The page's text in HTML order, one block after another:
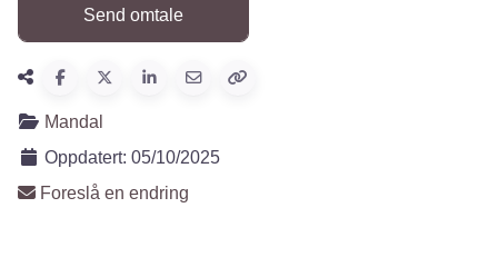
Mandal
Oppdatert: 05/10/2025
Foreslå en endring